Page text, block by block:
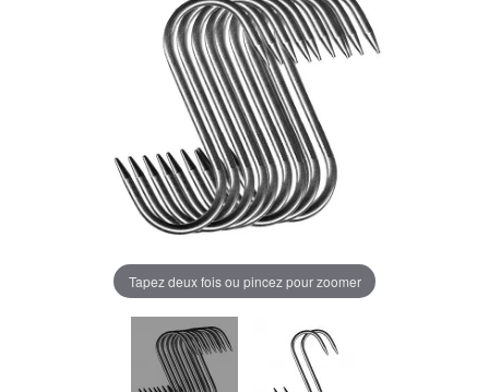
Tapez deux fois ou pincez pour zoomer